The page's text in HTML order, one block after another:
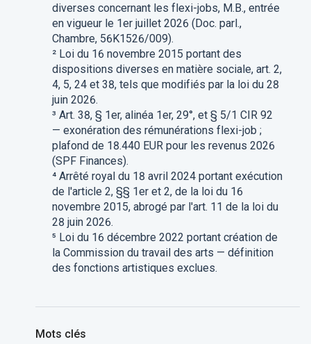
diverses concernant les flexi-jobs, M.B., entrée
en vigueur le 1er juillet 2026 (Doc. parl.,
Chambre, 56K1526/009).
² Loi du 16 novembre 2015 portant des
dispositions diverses en matière sociale, art. 2,
4, 5, 24 et 38, tels que modifiés par la loi du 28
juin 2026.
³ Art. 38, § 1er, alinéa 1er, 29°, et § 5/1 CIR 92
— exonération des rémunérations flexi-job ;
plafond de 18.440 EUR pour les revenus 2026
(SPF Finances).
⁴ Arrêté royal du 18 avril 2024 portant exécution
de l'article 2, §§ 1er et 2, de la loi du 16
novembre 2015, abrogé par l'art. 11 de la loi du
28 juin 2026.
⁵ Loi du 16 décembre 2022 portant création de
la Commission du travail des arts — définition
des fonctions artistiques exclues.
Mots clés